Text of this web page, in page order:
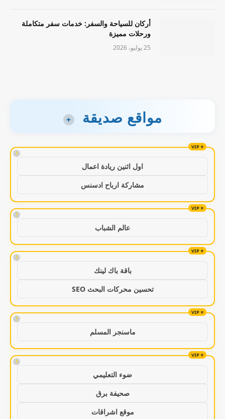
أركان للسياحة والسفر: خدمات سفر متكاملة
ورحلات مميزة
25 يوليو، 2026
مواقع صديقة +
!
اول اثنين ريادة اعمال
مشاركة ارباح ادسنس
!
عالم الشباب
!
باقة باك لينك
تحسين محركات البحث SEO
!
ماسنجر المسلم
!
ضوء التعليمي
صحيفة برق
موقع اشراقات